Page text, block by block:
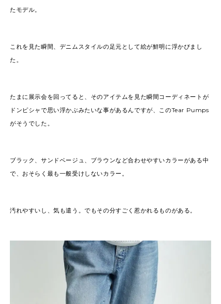
たモデル。
これを見た瞬間、デニムスタイルの足元として絵が鮮明に浮かびまし
た。
たまに展示会を回ってると、そのアイテムを見た瞬間コーディネートが
ドンピシャで思い浮かぶみたいな事があるんですが、このTear Pumps
がそうでした。
ブラック、サンドベージュ、ブラウンなど合わせやすいカラーがある中
で、おそらく最も一般受けしないカラー。
汚れやすいし、気も遣う。でもその分すごく惹かれるものがある。